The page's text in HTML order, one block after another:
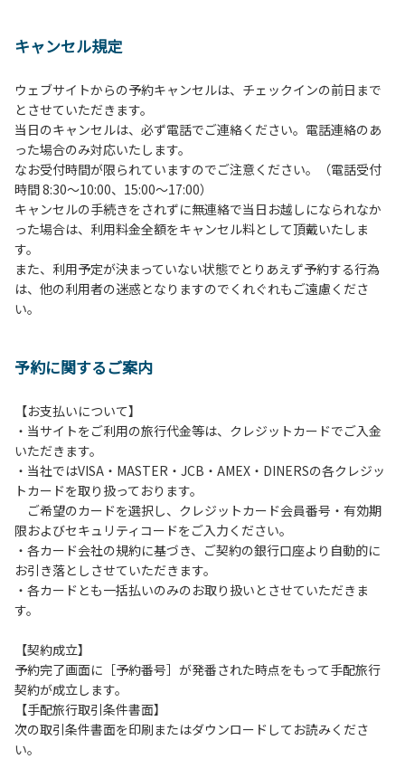
２、中学生以下だけでの利用はできません。高校生以上の方
３、テントサイト（多目的広場を含む。）の使用は、事前に
予約いただいた方のみで、連泊の方を除き、正午からです。
基本的に、テント1張りにつき1区画の予約をお願いします。
管理棟にてチェックインの手続きを行ってください。午後3
時前にお越しの方は、午後3時になりましたら管理棟にて手
続きを行ってください。午後5時過ぎにお越しの方は、翌朝
手続きを行ってください。
４、車両は、荷物の積み下ろし時以外は、駐車場にとめてく
ださい。
５、チェックアウトは、午前10時まで（日帰り使用の場合は
午後5時まで）です。チェックインの手続きを行っていない
方や使用人数が増えた場合は、必ず手続きを行ってくださ
ら午前10時までの間にゴミステーションに出してください。
は、お持ち帰りをお願いします。
【禁止事項】
カラオケ、発電機、地面での直火による焚き火、キャンプフ
ァイヤー、打ち上げ式花火、テントサウナの設置
【注意事項】
当キャンプ場のそばを流れる歴舟川は、上流で雨が降ると短
時間で増水し、川原で遊んでいると大変危険な状態になりや
すく、過去にも増水により人が流される事故が数件起きてい
（１）川原にテントやタープを張らない。
（２）雨が降ったときは川原で遊ばない。
（３）カムイコタン公園キャンプ場で雨が降らなくても、上
流で雨が降り急に増水することがあるので、水の濁りに注意
し、濁り始めたときには直ちに川原での遊びを中止する。
（４）キャンプ場の管理者や地元住民から川についての注意
キャンセル規定
ウェブサイトからの予約キャンセルは、チェックインの前日まで
とさせていただきます。
当日のキャンセルは、必ず電話でご連絡ください。電話連絡のあ
った場合のみ対応いたします。
なお受付時間が限られていますのでご注意ください。（電話受付
時間 8:30～10:00、15:00～17:00）
キャンセルの手続きをされずに無連絡で当日お越しになられなか
った場合は、利用料金全額をキャンセル料として頂戴いたしま
す。
また、利用予定が決まっていない状態でとりあえず予約する行為
は、他の利用者の迷惑となりますのでくれぐれもご遠慮くださ
い。
予約に関するご案内
【お支払いについて】
・当サイトをご利用の旅行代金等は、クレジットカードでご入金
いただきます。
・当社ではVISA・MASTER・JCB・AMEX・DINERSの各クレジッ
トカードを取り扱っております。
ご希望のカードを選択し、クレジットカード会員番号・有効期
限およびセキュリティコードをご入力ください。
・各カード会社の規約に基づき、ご契約の銀行口座より自動的に
お引き落としさせていただきます。
・各カードとも一括払いのみのお取り扱いとさせていただきま
す。
【契約成立】
予約完了画面に［予約番号］が発番された時点をもって手配旅行
契約が成立します。
【手配旅行取引条件書面】
次の取引条件書面を印刷またはダウンロードしてお読みくださ
い。